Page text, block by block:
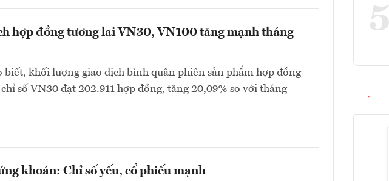
hợp đồng tương lai VN30, VN100 tăng mạnh tháng
biết, khối lượng giao dịch bình quân phiên sản phẩm hợp đồng
số VN30 đạt 202.911 hợp đồng, tăng 20,09% so với tháng
khoán: Chỉ số yếu, cổ phiếu mạnh
5